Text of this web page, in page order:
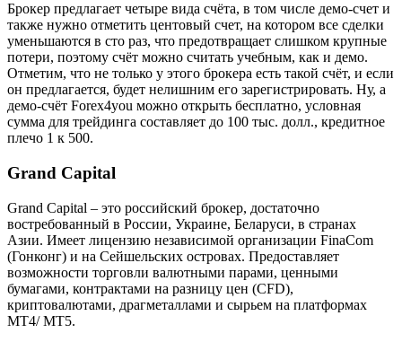
Брокер предлагает четыре вида счёта, в том числе демо-счет и
также нужно отметить центовый счет, на котором все сделки
уменьшаются в сто раз, что предотвращает слишком крупные
потери, поэтому счёт можно считать учебным, как и демо.
Отметим, что не только у этого брокера есть такой счёт, и если
он предлагается, будет нелишним его зарегистрировать. Ну, а
демо-счёт Forex4you можно открыть бесплатно, условная
сумма для трейдинга составляет до 100 тыс. долл., кредитное
плечо 1 к 500.
Grand Capital
Grand Capital – это российский брокер, достаточно
востребованный в России, Украине, Беларуси, в странах
Азии. Имеет лицензию независимой организации FinaCom
(Гонконг) и на Сейшельских островах. Предоставляет
возможности торговли валютными парами, ценными
бумагами, контрактами на разницу цен (CFD),
криптовалютами, драгметаллами и сырьем на платформах
MT4/ MT5.